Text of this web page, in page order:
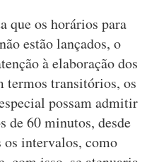
que os horários para
estão lançados, o
à elaboração dos
termos transitórios, os
possam admitir
de 60 minutos, desde
intervalos, como